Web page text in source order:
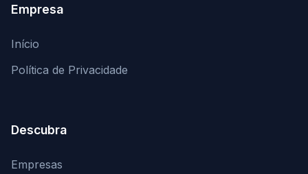
Empresa
Início
Política de Privacidade
Descubra
Empresas